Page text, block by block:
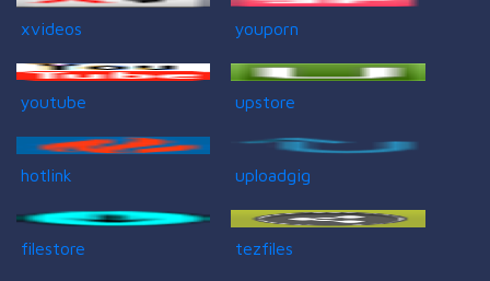
xvideos youporn
youtube upstore
hotlink uploadgig
filestore tezfiles